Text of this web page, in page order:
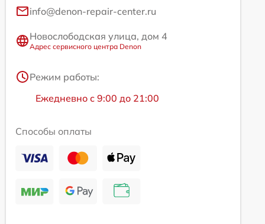
info@denon-repair-center.ru
Новослободская улица, дом 4
Адрес сервисного центра Denon
Режим работы:
Ежедневно с 9:00 до 21:00
Способы оплаты